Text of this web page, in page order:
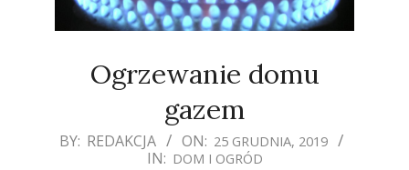
Ogrzewanie domu
gazem
2019-
BY: REDAKCJA ON: 25 GRUDNIA, 2019
IN: DOM I OGRÓD